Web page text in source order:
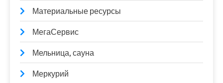
Материальные ресурсы
МегаСервис
Мельница, сауна
Меркурий